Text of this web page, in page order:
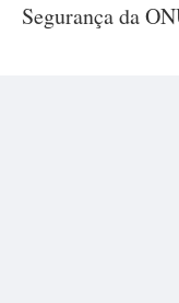
Segurança da